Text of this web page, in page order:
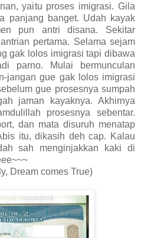
yaitu proses imigrasi. Gila
panjang banget. Udah kayak
pun antri disana. Sekitar
pertama. Selama sejam
gak lolos imigrasi tapi dibawa
parno. Mulai bermunculan
jangan gue gak lolos imigrasi
gue prosesnya sumpah
jaman kayaknya. Akhirnya
prosesnya sebentar.
dan mata disuruh menatap
itu, dikasih deh cap. Kalau
sah menginjakkan kaki di
Dream comes True)